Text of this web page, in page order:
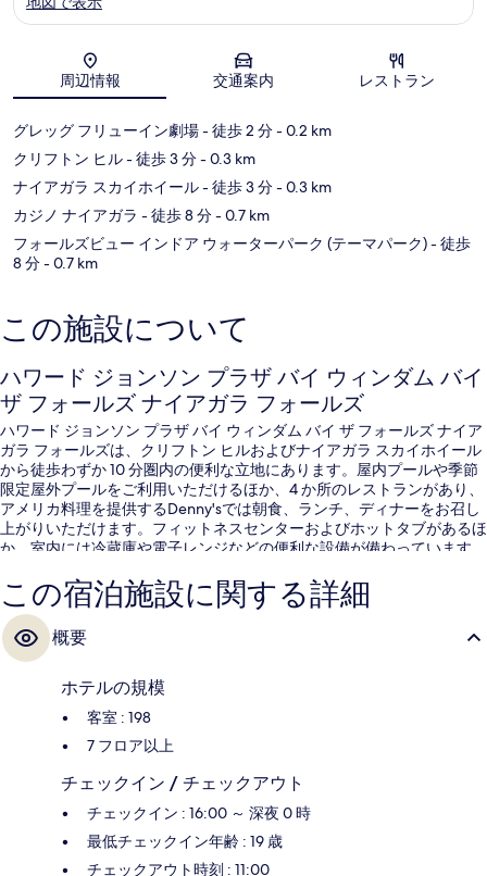
フ
ォ
リ
ト
ン
ル
地図
周辺情報 交通案内 レストラン
グレッグ フリューイン劇場- 徒歩 2 分- 0.2 km
クリフトン ヒル- 徒歩 3 分- 0.3 km
ナイアガラ スカイホイール- 徒歩 3 分- 0.3 km
カジノ ナイアガラ - 徒歩 8 分- 0.7 km
フォールズビュー インドア ウォーターパーク (テーマパーク)- 徒歩
8 分- 0.7 km
この施設について
ハワード ジョンソン プラザ バイ ウィンダム バイ
ザ フォールズ ナイアガラ フォールズ
ハワード ジョンソン プラザ バイ ウィンダム バイ ザ フォールズ ナイア
ガラ フォールズは、クリフトン ヒルおよびナイアガラ スカイホイール
から徒歩わずか 10 分圏内の便利な立地にあります。屋内プールや季節
限定屋外プールをご利用いただけるほか、4 か所のレストランがあり、
アメリカ料理を提供するDenny'sでは朝食、ランチ、ディナーをお召し
上がりいただけます。フィットネスセンターおよびホットタブがあるほ
か、室内には冷蔵庫や電子レンジなどの便利な設備が備わっています。
この宿泊施設に関する詳細
概要
ホテルの規模
客室 : 198
7 フロア以上
チェックイン / チェックアウト
チェックイン : 16:00 ～ 深夜 0 時
最低チェックイン年齢 : 19 歳
チェックアウト時刻 : 11:00